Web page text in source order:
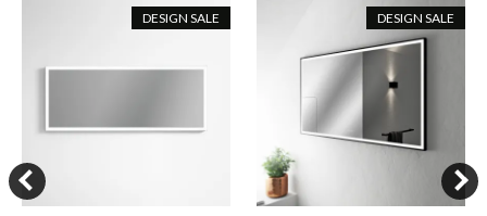
DESIGN SALE DESIGN SALE